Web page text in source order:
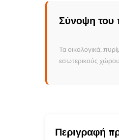
Σύνοψη του
Τα οικολογικά,
εσωτερικούς
Περιγραφή